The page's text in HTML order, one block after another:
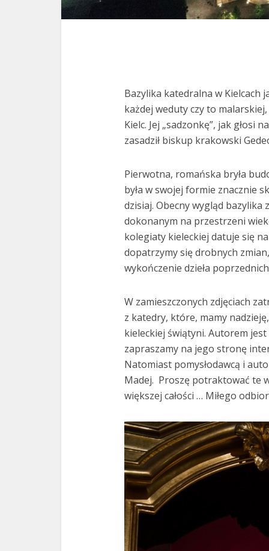
Bazylika katedralna w Kielcach
każdej weduty czy to
Kielc. Jej „sadzonkę”, jak głosi
zasadził biskup krakowski
Pierwotna, romańska bryła
była w swojej formie znacznie
dzisiaj. Obecny wygląd
dokonanym na przestrzeni
kolegiaty kieleckiej datuje się
dopatrzymy się drobnych
wykończenie dzieła
W zamieszczonych zdjęciach
z katedry, które, mamy
kieleckiej świątyni. Autorem
zapraszamy na jego stronę
Natomiast pomysłodawcą i
Madej. Proszę potraktować te
większej całości … Miłego